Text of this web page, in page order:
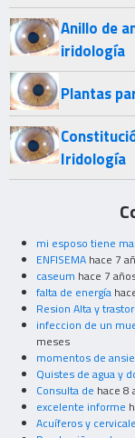
Anillo de
iridología
Plantas
Iridología
mi esposo tiene
ENFISEMA hace 7
caseum hace 7
falta de energía
Resion Alta y
infeccion de un
meses
momentos de
Quistes de agua y
Consulta de hace 8
excelente informe
Acuíferos y